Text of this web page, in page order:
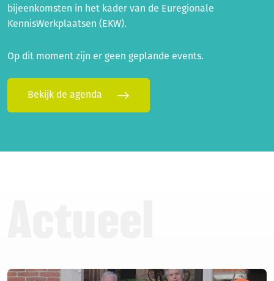
bijeenkomsten in het kader van de Euregionale
KennisWerkplaatsen (EKW).
Op dit moment zijn er geen geplande events.
Bekijk de agenda